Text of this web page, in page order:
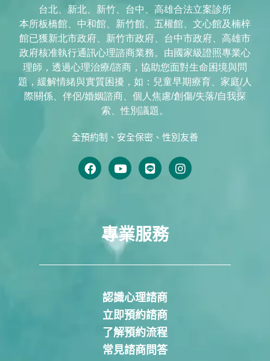
台北、新北、新竹、台中、高雄合法立案診所
本所板橋館、中和館、新竹館、五權館、文心館及楠梓
館已獲新北市政府、新竹市政府、台中市政府、高雄市
政府核准執行通訊心理諮商業務。由國家級證照專業心
理師，透過心理治療/諮商，協助您面對生命困境與問
題，緩解情緒與實質困擾，如：兒童早期療育、家庭/人
際關係、伴侶/婚姻諮商、個人焦慮/創傷/失落/自我探
索、性別議題。
全預約制、安全保密、性別友善
專業服務
認識心理諮商
立即預約諮商
了解預約流程
常見諮商問答